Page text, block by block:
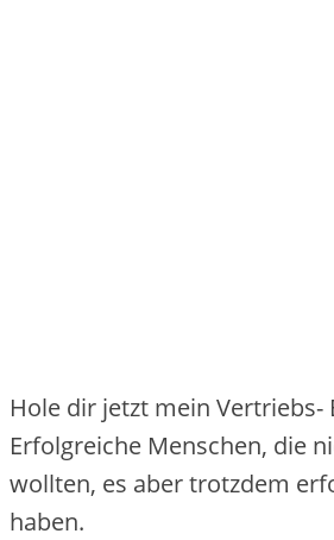
Hole dir jetzt mein Vertriebs-
Erfolgreiche Menschen, die
wollten, es aber trotzdem
haben.